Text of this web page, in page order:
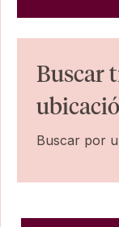
Buscar
Buscar por